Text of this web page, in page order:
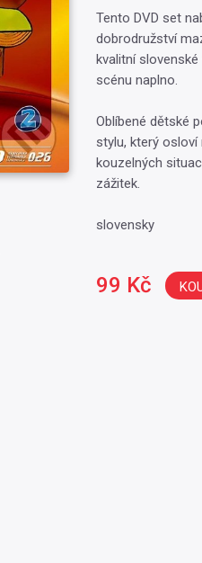
Tento DVD set
dobrodružství
kvalitní
scénu naplno.
Oblíbené dětské
stylu, který osloví
kouzelných
zážitek.
slovensky
99 Kč